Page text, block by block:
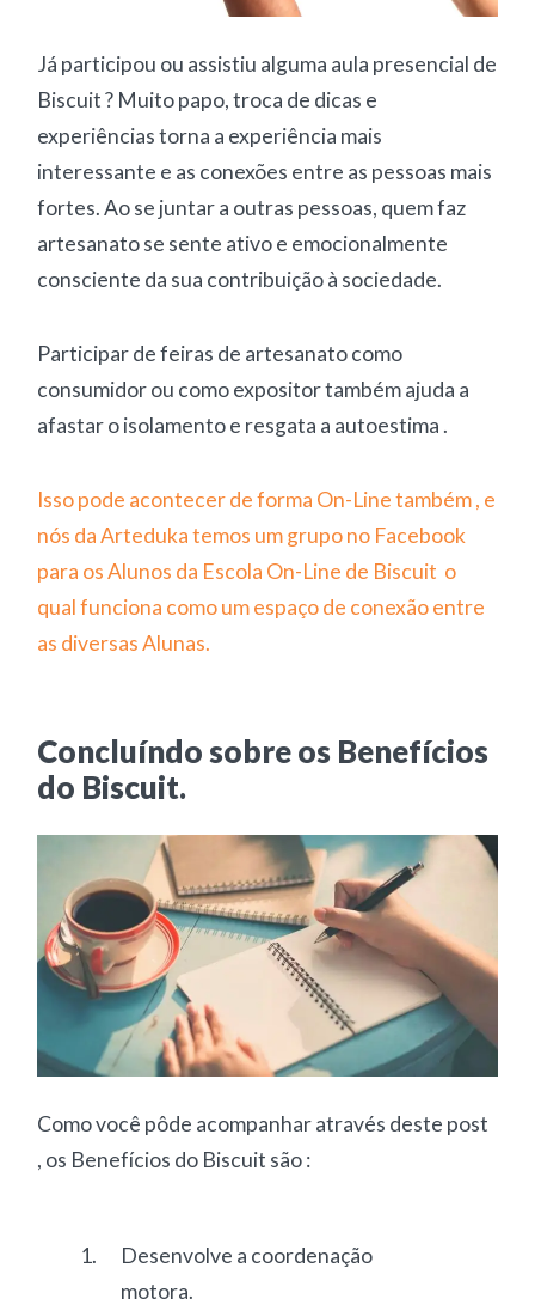
Já participou ou assistiu alguma aula presencial de
Biscuit ? Muito papo, troca de dicas e
experiências torna a experiência mais
interessante e as conexões entre as pessoas mais
fortes. Ao se juntar a outras pessoas, quem faz
artesanato se sente ativo e emocionalmente
consciente da sua contribuição à sociedade.
Participar de feiras de artesanato como
consumidor ou como expositor também ajuda a
afastar o isolamento e resgata a autoestima .
Isso pode acontecer de forma On-Line também , e
nós da Arteduka temos um grupo no Facebook
para os Alunos da Escola On-Line de Biscuit o
qual funciona como um espaço de conexão entre
as diversas Alunas.
Concluíndo sobre os Benefícios
do Biscuit.
Como você pôde acompanhar através deste post
, os Benefícios do Biscuit são :
Desenvolve a coordenação
motora.